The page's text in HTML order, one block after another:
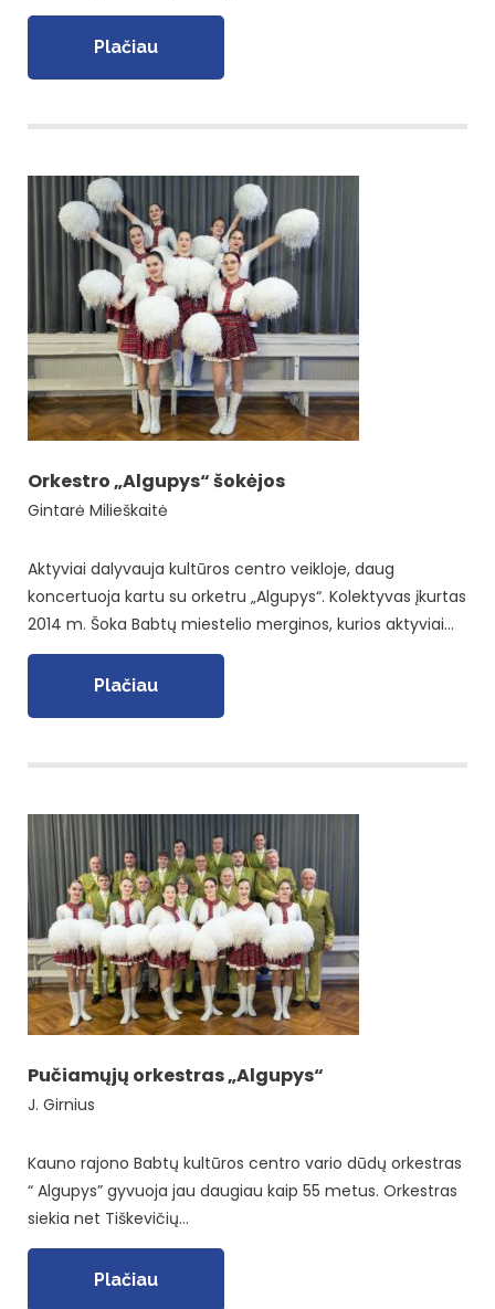
Plačiau
Orkestro „Algupys“ šokėjos
Gintarė Milieškaitė
Aktyviai dalyvauja kultūros centro veikloje, daug
koncertuoja kartu su orketru „Algupys“. Kolektyvas įkurtas
2014 m. Šoka Babtų miestelio merginos, kurios aktyviai…
Plačiau
Pučiamųjų orkestras „Algupys“
J. Girnius
Kauno rajono Babtų kultūros centro vario dūdų orkestras
“ Algupys” gyvuoja jau daugiau kaip 55 metus. Orkestras
siekia net Tiškevičių…
Plačiau